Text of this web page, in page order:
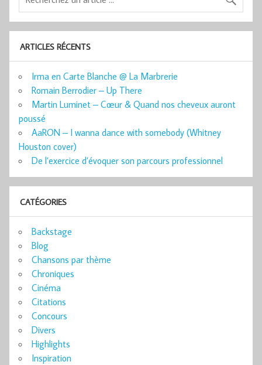
ARTICLES RÉCENTS
Irma en Carte Blanche @ La Marbrerie
Romain Berrodier – Up There
Martin Luminet – Cœur & Quand nos cheveux auront
poussé
AaRON – I wanna dance with somebody (Whitney
Houston cover)
De l’exercice d’évoquer son parcours professionnel
CATÉGORIES
Backstage
Blog
Chansons par thème
Chroniques
Cinéma
Citations
Concours
Divers
Highlights
Inspiration